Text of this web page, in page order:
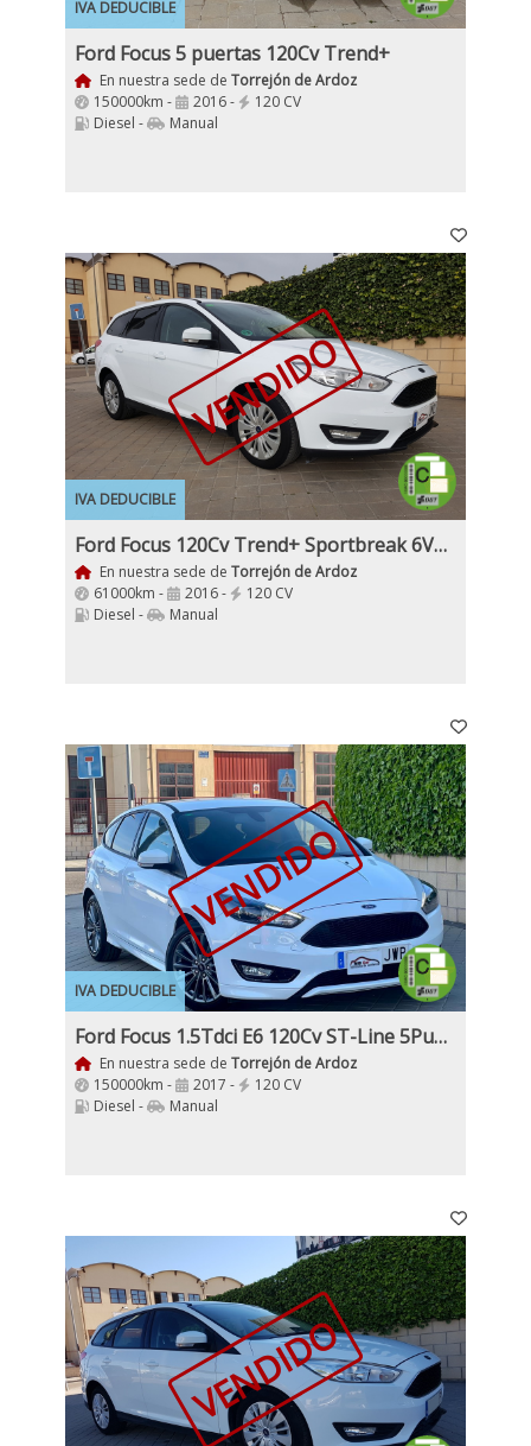
IVA DEDUCIBLE
Ford Focus 5 puertas 120Cv Trend+
En nuestra sede de Torrejón de Ardoz
150000km -
2016 -
120 CV
Diesel -
Manual
IVA DEDUCIBLE
VENDIDO
Ford Focus 120Cv Trend+ Sportbreak 6Velocidades
En nuestra sede de Torrejón de Ardoz
61000km -
2016 -
120 CV
Diesel -
Manual
IVA DEDUCIBLE
VENDIDO
Ford Focus 1.5Tdci E6 120Cv ST-Line 5Puertas
En nuestra sede de Torrejón de Ardoz
150000km -
2017 -
120 CV
Diesel -
Manual
VENDIDO